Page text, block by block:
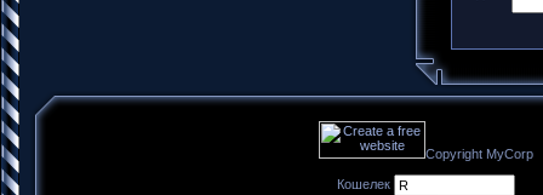
Copyright MyCorp
Кошелек